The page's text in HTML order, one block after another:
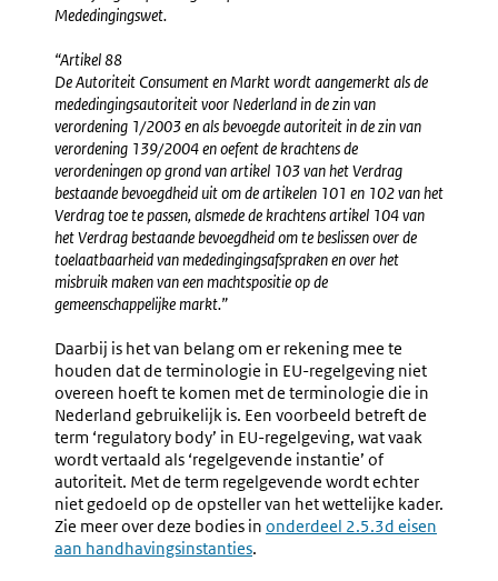
Mededingingswet.
“Artikel 88
De Autoriteit Consument en Markt wordt aangemerkt als de
mededingingsautoriteit voor Nederland in de zin van
verordening 1/2003 en als bevoegde autoriteit in de zin van
verordening 139/2004 en oefent de krachtens de
verordeningen op grond van artikel 103 van het Verdrag
bestaande bevoegdheid uit om de artikelen 101 en 102 van het
Verdrag toe te passen, alsmede de krachtens artikel 104 van
het Verdrag bestaande bevoegdheid om te beslissen over de
toelaatbaarheid van mededingingsafspraken en over het
misbruik maken van een machtspositie op de
gemeenschappelijke markt.”
Daarbij is het van belang om er rekening mee te
houden dat de terminologie in EU-regelgeving niet
overeen hoeft te komen met de terminologie die in
Nederland gebruikelijk is. Een voorbeeld betreft de
term ‘regulatory body’ in EU-regelgeving, wat vaak
wordt vertaald als ‘regelgevende instantie’ of
autoriteit. Met de term regelgevende wordt echter
niet gedoeld op de opsteller van het wettelijke kader.
Zie meer over deze bodies in onderdeel 2.5.3d eisen
aan handhavingsinstanties.